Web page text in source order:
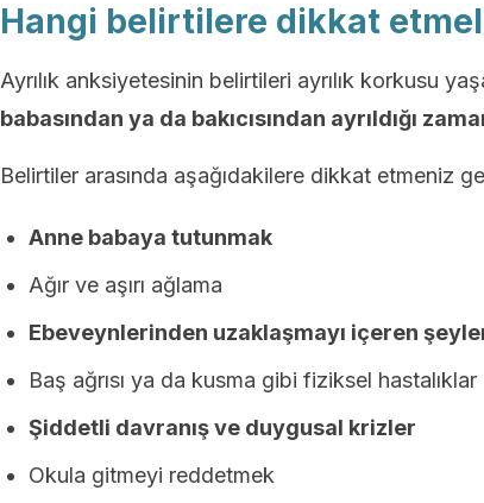
Hangi belirtilere dikkat
Ayrılık anksiyetesinin belirtileri ayrılık korkusu
babasından ya da bakıcısından ayrıldığı
Belirtiler arasında aşağıdakilere dikkat etmeniz
Anne babaya tutunmak
Ağır ve aşırı ağlama
Ebeveynlerinden uzaklaşmayı içeren
Baş ağrısı ya da kusma gibi fiziksel hastalıklar
Şiddetli davranış ve duygusal krizler
Okula gitmeyi reddetmek